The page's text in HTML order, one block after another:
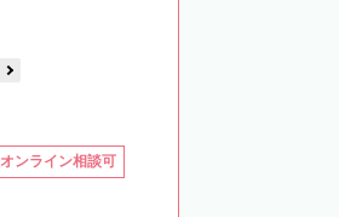
オンライン相談可